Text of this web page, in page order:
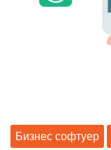
Бизнес софтуер